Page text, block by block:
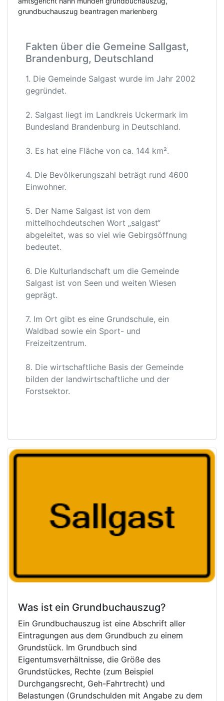
grundbuchauszug beantragen marienberg
Fakten über die Gemeine Sallgast,
Brandenburg, Deutschland
1. Die Gemeinde Salgast wurde im Jahr 2002
gegründet.
2. Salgast liegt im Landkreis Uckermark im
Bundesland Brandenburg in Deutschland.
3. Es hat eine Fläche von ca. 144 km².
4. Die Bevölkerungszahl beträgt rund 4600
Einwohner.
5. Der Name Salgast ist von dem
mittelhochdeutschen Wort „salgast“
abgeleitet, was so viel wie Gebirgsöffnung
bedeutet.
6. Die Kulturlandschaft um die Gemeinde
Salgast ist von Seen und weiten Wiesen
geprägt.
7. Im Ort gibt es eine Grundschule, ein
Waldbad sowie ein Sport- und
Freizeitzentrum.
8. Die wirtschaftliche Basis der Gemeinde
bilden der landwirtschaftliche und der
Forstsektor.
Was ist ein Grundbuchauszug?
Ein Grundbuchauszug ist eine Abschrift aller
Eintragungen aus dem Grundbuch zu einem
Grundstück. Im Grundbuch sind
Eigentumsverhältnisse, die Größe des
Grundstückes, Rechte (zum Beispiel
Durchgangsrecht, Geh-Fahrtrecht) und
Belastungen (Grundschulden mit Angabe zu dem